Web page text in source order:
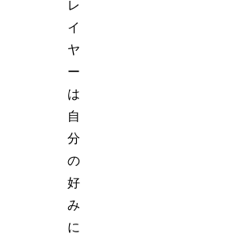
レ
イ
ヤ
ー
は
自
分
の
好
み
に